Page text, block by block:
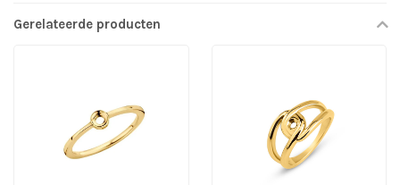
Gerelateerde producten